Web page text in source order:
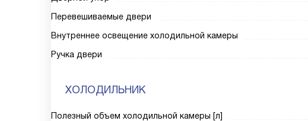
Перевешиваемые двери
Внутреннее освещение холодильной камеры
Ручка двери
ХОЛОДИЛЬНИК
Полезный объем холодильной камеры [л]